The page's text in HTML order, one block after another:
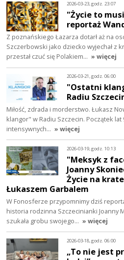
2026-03-23, godz. 23:07
"Życie to
reportaż
Z poznańskiego Łazarza dotarł aż na
Szczerbowski jako dziecko wyjechał z
przestał czuć się Polakiem… » więcej
2026-03-21, godz. 06:00
"Ostatni
Radiu
Miłość, zdrada i morderstwo. Łukasz
klangor" w Radiu Szczecin. Początek
intensywnych… » więcej
2026-03-19, godz. 10:13
"Meksyk z
Joanny
Życie na
Łukaszem Garbalem
W Fonosferze przypomnimy dziś
historia rodzinna Szczecinianki Joanny
szukała grobu swojego… » więcej
2026-03-18, godz. 06:00
„To nie jest